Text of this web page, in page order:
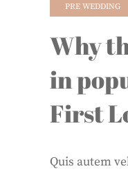
Why
in
First
PRE WEDDING
Quis autem